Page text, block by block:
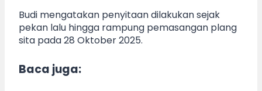
Budi mengatakan penyitaan dilakukan sejak
pekan lalu hingga rampung pemasangan plang
sita pada 28 Oktober 2025.
Baca juga: